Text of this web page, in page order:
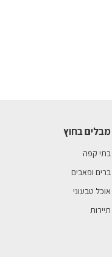
מבלים בחוץ
בתי קפה
ברים ופאבים
אוכל טבעוני
תיירות